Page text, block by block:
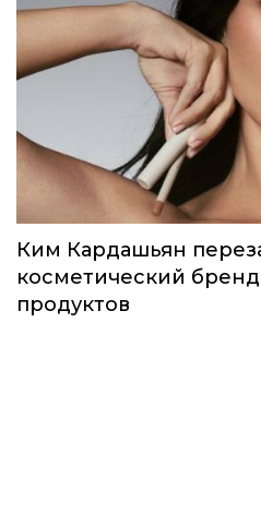
Ким Кардашьян
косметический
продуктов